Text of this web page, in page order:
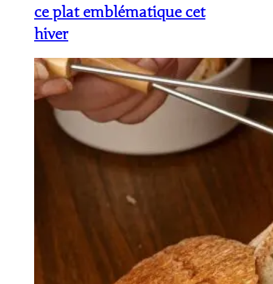
ce plat emblématique cet
hiver